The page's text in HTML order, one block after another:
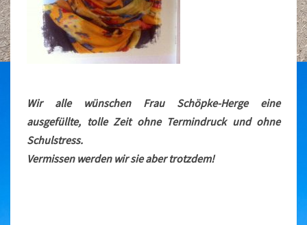
Wir alle wünschen Frau Schöpke-Herge eine
ausgefüllte, tolle Zeit ohne Termindruck und ohne
Schulstress.
Vermissen werden wir sie aber trotzdem!